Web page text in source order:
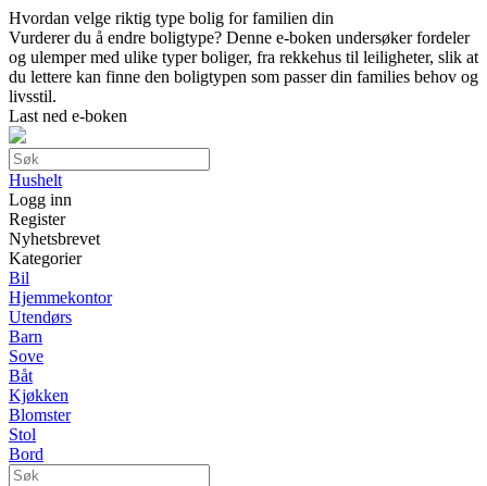
Hvordan velge riktig type bolig for familien din
Vurderer du å endre boligtype? Denne e-boken undersøker fordeler
og ulemper med ulike typer boliger, fra rekkehus til leiligheter, slik at
du lettere kan finne den boligtypen som passer din families behov og
livsstil.
Last ned e-boken
Hushelt
Logg inn
Register
Nyhetsbrevet
Kategorier
Bil
Hjemmekontor
Utendørs
Barn
Sove
Båt
Kjøkken
Blomster
Stol
Bord